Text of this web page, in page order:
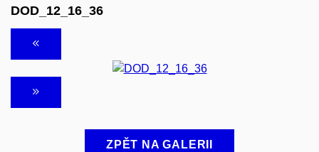
DOD_12_16_36
ZPĚT NA GALERII